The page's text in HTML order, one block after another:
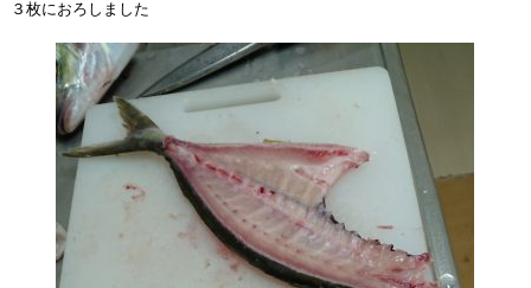
３枚におろしました